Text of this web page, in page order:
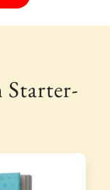
Starter-